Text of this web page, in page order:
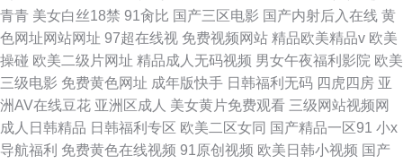
青青 美女白丝18禁 91肏比 国产三区电影 国产内射后入在线 黄
色网址网站网址 97超在线视 免费视频网站 精品欧美精品v 欧美
操碰 欧美二级片网址 精品成人无码视频 男女午夜福利影院 欧美
三级电影 免费黄色网址 成年版快手 日韩福利无码 四虎四房 亚
洲AV在线豆花 亚洲区成人 美女黄片免费观看 三级网站视频网
成人日韩精品 日韩福利专区 欧美二区女同 国产精品一区91 小x
导航福利 免费黄色在线视频 91原创视频 欧美日韩小视频 国产